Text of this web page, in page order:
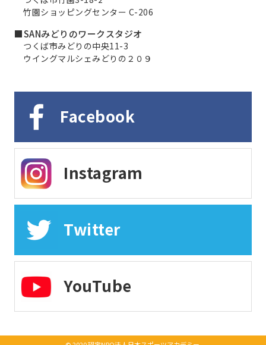
竹園ショッピングセンター C-206
■SANみどりのワークスタジオ
つくば市みどりの中央11-3
ウイングマルシェみどりの２０９
Facebook
Instagram
Twitter
YouTube